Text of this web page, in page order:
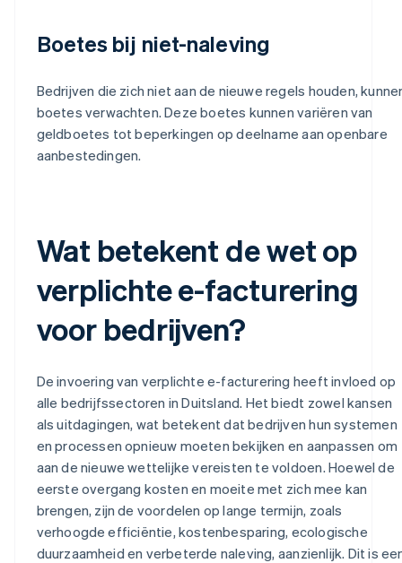
Boetes bij niet-naleving
Bedrijven die zich niet aan de nieuwe regels houden,
boetes verwachten. Deze boetes kunnen variëren van
geldboetes tot beperkingen op deelname aan openbare
aanbestedingen.
Wat betekent de wet op
verplichte e-facturering
voor bedrijven?
De invoering van verplichte e-facturering heeft invloed op
alle bedrijfssectoren in Duitsland. Het biedt zowel kansen
als uitdagingen, wat betekent dat bedrijven hun systemen
en processen opnieuw moeten bekijken en aanpassen om
aan de nieuwe wettelijke vereisten te voldoen. Hoewel de
eerste overgang kosten en moeite met zich mee kan
brengen, zijn de voordelen op lange termijn, zoals
verhoogde efficiëntie, kostenbesparing, ecologische
duurzaamheid en verbeterde naleving, aanzienlijk. Dit is